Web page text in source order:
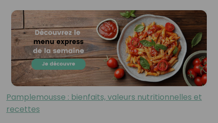
Pamplemousse : bienfaits, valeurs nutritionnelles et
recettes